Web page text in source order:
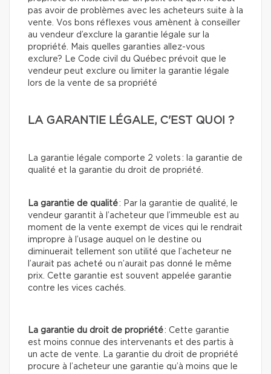
pas avoir de problèmes avec les acheteurs suite à la
vente. Vos bons réflexes vous amènent à conseiller
au vendeur d’exclure la garantie légale sur la
propriété. Mais quelles garanties allez-vous
exclure? Le Code civil du Québec prévoit que le
vendeur peut exclure ou limiter la garantie légale
lors de la vente de sa propriété
LA GARANTIE LÉGALE, C'EST QUOI ?
La garantie légale comporte 2 volets : la garantie de
qualité et la garantie du droit de propriété.
La garantie de qualité: Par la garantie de qualité, le
vendeur garantit à l’acheteur que l’immeuble est au
moment de la vente exempt de vices qui le rendrait
impropre à l’usage auquel on le destine ou
diminuerait tellement son utilité que l’acheteur ne
l’aurait pas acheté ou n’aurait pas donné le même
prix. Cette garantie est souvent appelée garantie
contre les vices cachés.
La garantie du droit de propriété: Cette garantie
est moins connue des intervenants et des partis à
un acte de vente. La garantie du droit de propriété
procure à l’acheteur une garantie qu’à moins que le